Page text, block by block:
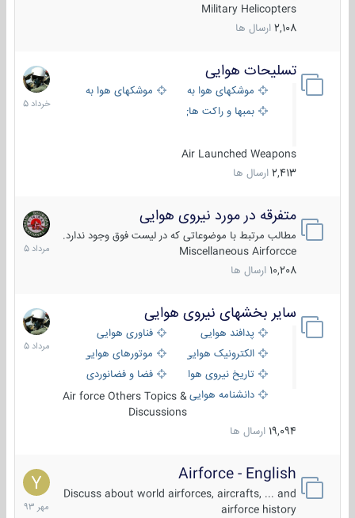
Military Helicopters
2,108 ارسال ها
تسلیحات هوایی
موشکهای هوا به هوا
موشکهای هوا به سطح
بمبها و راکت های هوایی
Air Launched Weapons
2,413 ارسال ها
30
خرداد
1405
متفرقه در مورد نیروی هوایی
مطالب مرتبط با موضوعاتی که در لیست فوق وجود ندارد.
Miscellaneous Airforcce
10,208 ارسال ها
7
مرداد
1405
سایر بخشهای نیروی هوایی
پدافند هوایی
فناوری هوایی
الکترونیک هوایی
موتورهای هوایی
تاریخ نیروی هوایی
فضا و فضانوردی
دانشنامه هواییAir force Others Topics &
Discussions
19,094 ارسال ها
2
مرداد
1405
Airforce - English
Discuss about world airforces, aircrafts, ... and
airforce history
15
مهر
1393